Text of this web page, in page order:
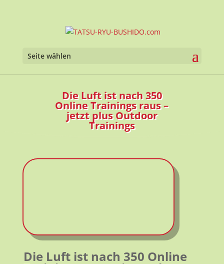
Seite wählen
Die Luft ist nach 350
Online Trainings raus –
jetzt plus Outdoor
Trainings
Die Luft ist nach 350 Online